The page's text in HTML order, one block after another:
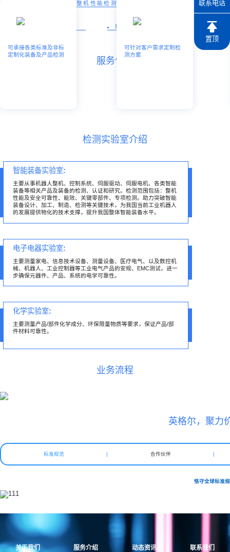
联系电话
置顶
智能装备及产品安全和整机性能检测
机械产品应力应变检测 数控装备精度检验
服务优势
可承接各类标准及非标
定制化装备及产品检测
可针对客户需求定制检
测方案
检测实验室介绍
智能装备实验室:
主要从事机器人整机、控制系统、伺服驱动、伺服电机、各类智能
装备等相关产品及装备的检测、认证和研究。检测范围包括：整机
性能及安全可靠性、能效、关键零部件、专项检测。助力突破智能
装备设计、加工、制造、检测等关键技术，为我国当前工业机器人
的发展提供物化的技术支撑，提升我国整体智能装备水平。
电子电器实验室:
主要测量家电、信息技术设备、测量设备、医疗电气、以及数控机
械、机器人、工业控制器等工业电气产品的安规、EMC测试，进一
步确保元器件、产品、系统的电学可靠性。
化学实验室:
主要测量产品/部件化学成分、环保限量物质等要求，保证产品/部
件材料可靠性。
业务流程
英格尔，聚力
标准规范 | 合作伙伴 |
恪守全球标准
关于我们 服务介绍 动态资讯 联系我们